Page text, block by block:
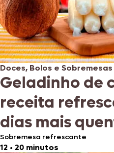
Doces, Bolos e Sobremesas
Geladinho de
receita
dias mais
Sobremesa refrescante
12 • 20 minutos